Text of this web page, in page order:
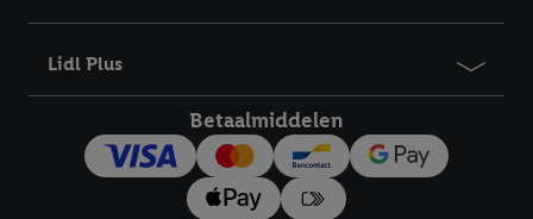
Lidl Plus
Betaalmiddelen
bewaartermijn van de gegevens en uw recht om uw
trekken, vindt u in onze
impressum hier.